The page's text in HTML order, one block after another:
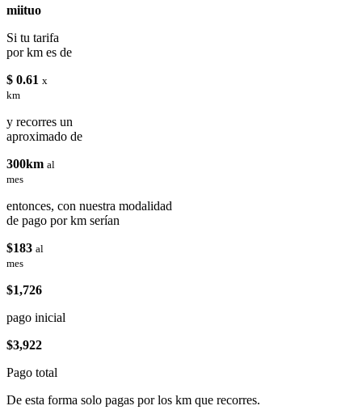
miituo
Si tu tarifa
por km es de
$ 0.61 x
km
y recorres un
aproximado de
300km al
mes
entonces, con nuestra modalidad
de pago por km serían
$183 al
mes
$1,726
pago inicial
$3,922
Pago total
De esta forma solo pagas por los km que recorres.